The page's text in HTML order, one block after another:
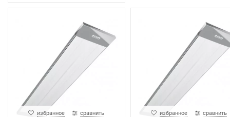
избранное сравнить избранное сравнить